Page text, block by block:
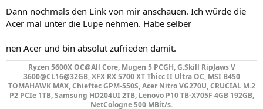
Dann nochmals den Link von mir anschauen. Ich würde die
Acer mal unter die Lupe nehmen. Habe selber
nen Acer und bin absolut zufrieden damit.
Ryzen 5600X OC@All Core, Mugen 5 PCGH, G.Skill RipJaws V
3600@CL16@32GB, XFX RX 5700 XT Thicc II Ultra OC, MSI B450
TOMAHAWK MAX, Chieftec GPM-550S, Acer Nitro VG270U, CRUCIAL M.2
P2 PCIe 1TB, Samsung HD204UI 2TB, Lenovo P10 TB-X705F 4GB 192GB,
NetCologne 500 MBit/s.